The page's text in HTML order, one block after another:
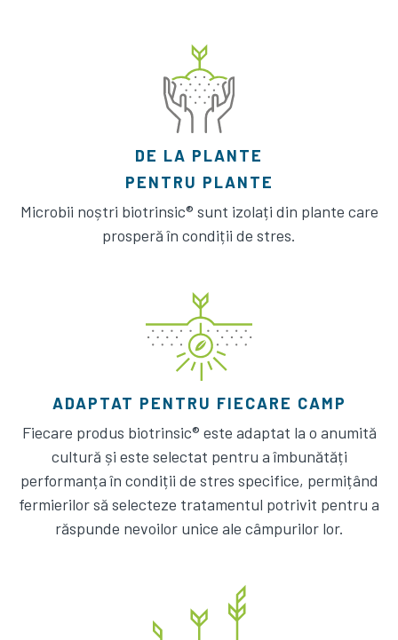
DE LA PLANTE
PENTRU PLANTE
Microbii noștri biotrinsic® sunt izolați din plante care
prosperă în condiții de stres.
ADAPTAT PENTRU FIECARE CAMP
Fiecare produs biotrinsic® este adaptat la o anumită
cultură și este selectat pentru a îmbunătăți
performanța în condiții de stres specifice, permițând
fermierilor să selecteze tratamentul potrivit pentru a
răspunde nevoilor unice ale câmpurilor lor.